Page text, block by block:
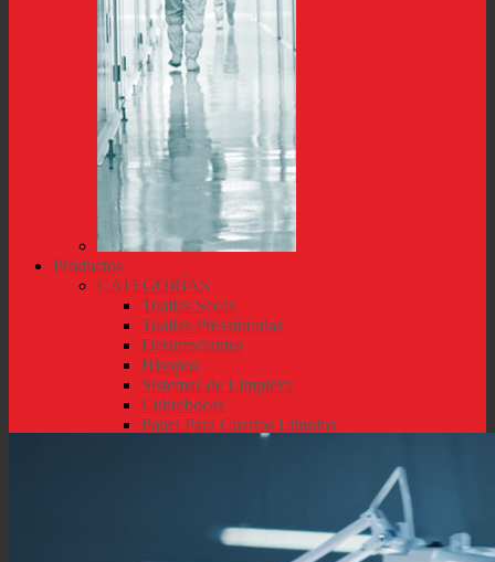
Productos
CATEGORÍAS
Toallas Secas
Toallas Presaturadas
Desinfectantes
Hisopos
Sistemas de Limpieza
Cubrebocas
Papel Para Cuartos Limpios